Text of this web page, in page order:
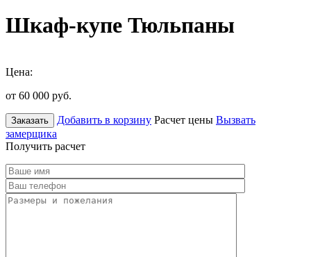
Шкаф-купе Тюльпаны
Цена:
от 60 000 руб.
Заказать Добавить в корзину Расчет цены Вызвать
замерщика
Получить расчет